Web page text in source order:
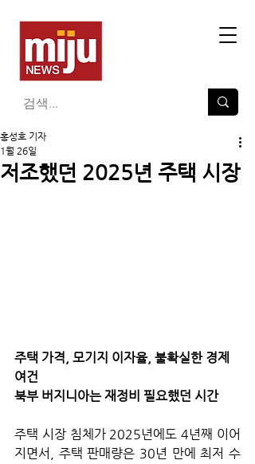
저조했던 2025년 주택 시장
홍성호 기자
1월 26일
주택 가격, 모기지 이자율, 불확실한 경제
여건
북부 버지니아는 재정비 필요했던 시간
주택 시장 침체가 2025년에도 4년째 이어
지면서, 주택 판매량은 30년 만에 최저 수